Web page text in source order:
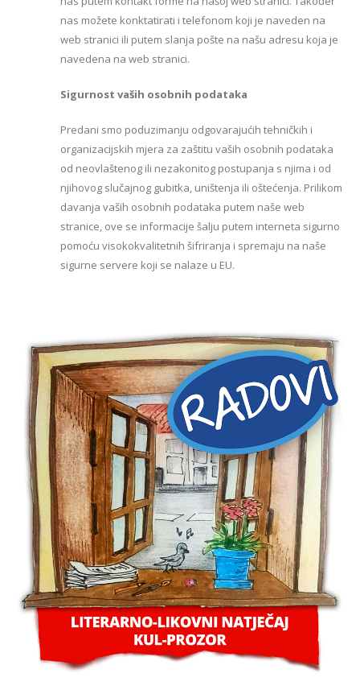
nas možete konktatirati i telefonom koji je naveden na
web stranici ili putem slanja pošte na našu adresu koja je
navedena na web stranici.
Sigurnost vaših osobnih podataka
Predani smo poduzimanju odgovarajućih tehničkih i
organizacijskih mjera za zaštitu vaših osobnih podataka
od neovlaštenog ili nezakonitog postupanja s njima i od
njihovog slučajnog gubitka, uništenja ili oštećenja. Prilikom
davanja vaših osobnih podataka putem naše web
stranice, ove se informacije šalju putem interneta sigurno
pomoću visokokvalitetnih šifriranja i spremaju na naše
sigurne servere koji se nalaze u EU.